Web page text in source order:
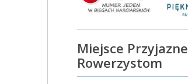
Miejsce Przyjazne
Rowerzystom